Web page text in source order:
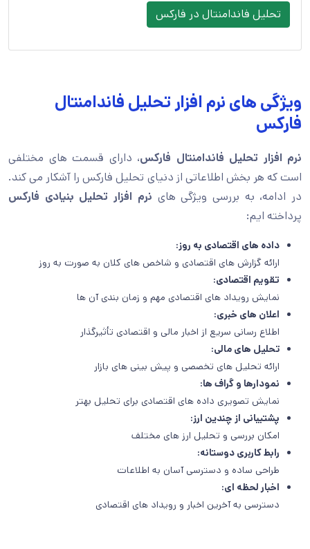
تحلیل فاندامنتال در فارکس
ویژگی های نرم افزار تحلیل فاندامنتال
فارکس
نرم افزار تحلیل فاندامنتال فارکس، دارای قسمت های مختلفی
است که هر بخش اطلاعاتی از دنیای تحلیل فارکس را آشکار می کند.
در ادامه، به بررسی ویژگی های نرم افزار تحلیل بنیادی فارکس
پرداخته ایم:
داده های اقتصادی به روز:
ارائه گزارش های اقتصادی و شاخص های کلان به صورت به روز
تقویم اقتصادی:
نمایش رویداد های اقتصادی مهم و زمان بندی آن ها
اعلان های خبری:
اطلاع رسانی سریع از اخبار مالی و اقتصادی تأثیرگذار
تحلیل های مالی:
ارائه تحلیل های تخصصی و پیش بینی های بازار
نمودارها و گراف ها:
نمایش تصویری داده های اقتصادی برای تحلیل بهتر
پشتیبانی از چندین ارز:
امکان بررسی و تحلیل ارز های مختلف
رابط کاربری دوستانه:
طراحی ساده و دسترسی آسان به اطلاعات
اخبار لحظه ای:
دسترسی به آخرین اخبار و رویداد های اقتصادی